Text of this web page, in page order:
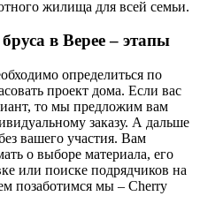
жилища для всей семьи.
в Верее – этапы
определиться по
проект дома. Если вас
то мы предложим вам
заказу. А дальше
вашего участия. Вам
о выборе материала, его
или поиске подрядчиков на
позаботимся мы – Cherry